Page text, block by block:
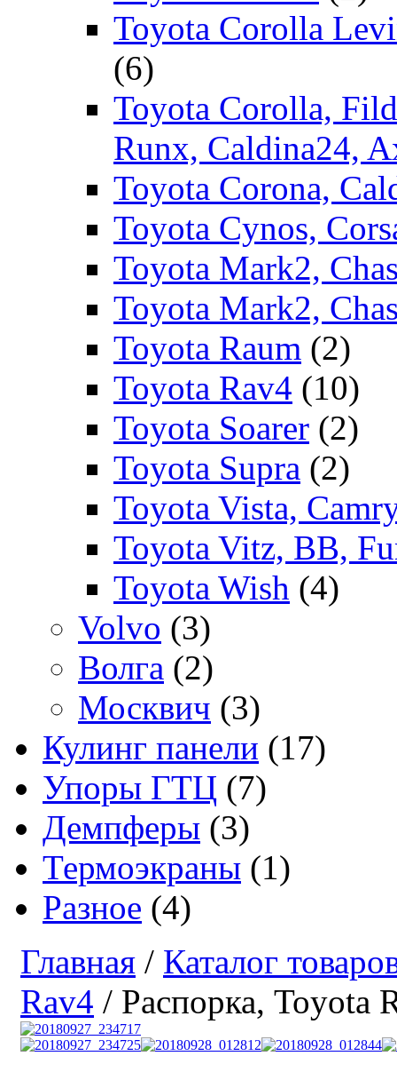
Toyota Corolla
(6)
Toyota Corolla,
Runx, Caldina24,
Toyota Corona,
Toyota Cynos,
Toyota Mark2,
Toyota Mark2,
Toyota Raum (2)
Toyota Rav4 (10)
Toyota Soarer (2)
Toyota Supra (2)
Toyota Vista,
Toyota Vitz, BB,
Toyota Wish (4)
Volvo (3)
Волга (2)
Москвич (3)
Кулинг панели (17)
Упоры ГТЦ (7)
Демпферы (3)
Термоэкраны (1)
Разное (4)
Главная / Каталог
Rav4 / Распорка, Toyota